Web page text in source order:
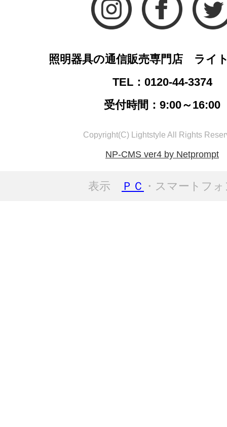
照明器具の通信販売専門店 ライ
TEL：0120-44-3374
受付時間：9:00～16:00
Copyright(C) Lightstyle All Rights
NP-CMS ver4 by Netprompt
表示 ＰＣ ・スマートフ